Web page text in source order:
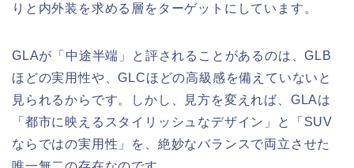
りと内外装を求める層をターゲットにしています。
GLAが「中途半端」と評されることがあるのは、GLB
ほどの実用性や、GLCほどの高級感を備えていないと
見られるからです。しかし、見方を変えれば、GLAは
「都市に映えるスタイリッシュなデザイン」と「SUV
ならではの実用性」を、絶妙なバランスで両立させた